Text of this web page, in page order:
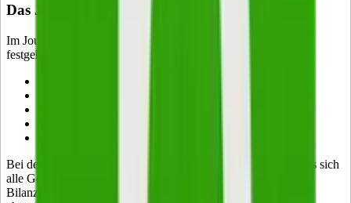
Das Journal
Im Journal sind alle Geschäftsvorfälle mit folgenden Daten
festgehalten:
Bei der Erstellung eines Journals geht es vor allem darum, dass sich
alle Geschäftsvorfälle zeitlich geordnet verfolgen und
Bilanzpositionen zuordnen lassen. Voraussetzung für die